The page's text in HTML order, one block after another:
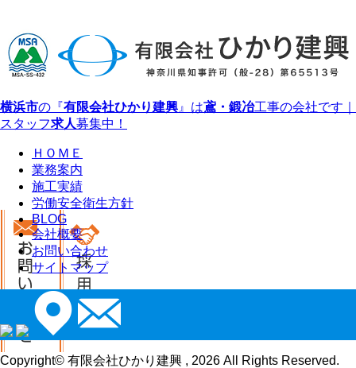
横浜市の『有限会社ひかり建興 』は鳶・鍛冶工事の会社です｜
スタッフ求人募集中！
ＨＯＭＥ
業務案内
施工実績
労働安全衛生方針
BLOG
会社概要
お問い合わせ
サイトマップ
Copyright© 有限会社ひかり建興 , 2026 All Rights Reserved.